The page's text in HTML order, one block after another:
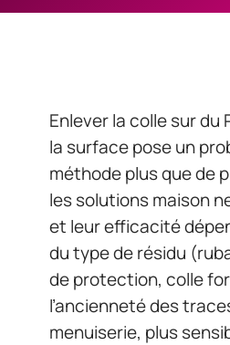
Enlever la colle sur du
la surface pose un
méthode plus que de
les solutions maison
et leur efficacité
du type de résidu
de protection, colle
l’ancienneté des
menuiserie, plus